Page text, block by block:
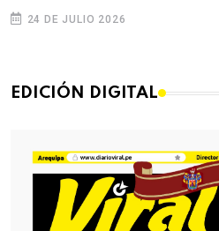
24 DE JULIO 2026
EDICIÓN DIGITAL